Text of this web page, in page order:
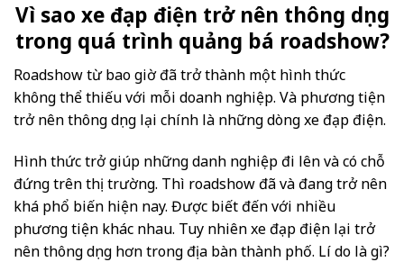
Vì sao xe đạp điện trở nên thông dụng
trong quá trình quảng bá roadshow?
Roadshow từ bao giờ đã trở thành một hình thức
không thể thiếu với mỗi doanh nghiệp. Và phương tiện
trở nên thông dụng lại chính là những dòng xe đạp điện.
Hình thức trở giúp những danh nghiệp đi lên và có chỗ
đứng trên thị trường. Thì roadshow đã và đang trở nên
khá phổ biến hiện nay. Được biết đến với nhiều
phương tiện khác nhau. Tuy nhiên xe đạp điện lại trở
nên thông dụng hơn trong địa bàn thành phố. Lí do là gì?